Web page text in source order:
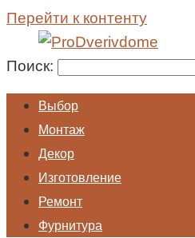
Перейти к контенту
Поиск:
Выбор
Монтаж
Декор
Изготовление
Ремонт
Фурнитура